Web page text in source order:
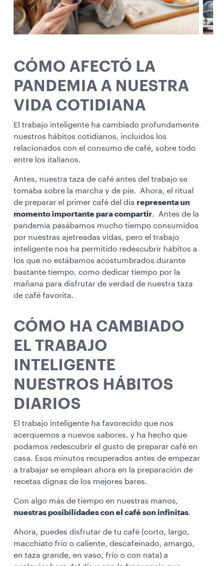
CÓMO AFECTÓ LA
PANDEMIA A NUESTRA
VIDA COTIDIANA
El trabajo inteligente ha cambiado profundamente
nuestros hábitos cotidianos, incluidos los
relacionados con el consumo de café, sobre todo
entre los italianos.
Antes, nuestra taza de café antes del trabajo se
tomaba sobre la marcha y de pie. Ahora, el ritual
de preparar el primer café del día representa un
momento importante para compartir. Antes de la
pandemia pasábamos mucho tiempo consumidos
por nuestras ajetreadas vidas, pero el trabajo
inteligente nos ha permitido redescubrir hábitos a
los que no estábamos acostumbrados durante
bastante tiempo, como dedicar tiempo por la
mañana para disfrutar de verdad de nuestra taza
de café favorita.
CÓMO HA CAMBIADO
EL TRABAJO
INTELIGENTE
NUESTROS HÁBITOS
DIARIOS
El trabajo inteligente ha favorecido que nos
acerquemos a nuevos sabores, y ha hecho que
podamos redescubrir el gusto de preparar café en
casa. Esos minutos recuperados antes de empezar
a trabajar se emplean ahora en la preparación de
recetas dignas de los mejores bares.
Con algo más de tiempo en nuestras manos,
nuestras posibilidades con el café son infinitas.
Ahora, puedes disfrutar de tu café (corto, largo,
macchiato frío o caliente, descafeinado, amargo,
en taza grande, en vaso, frío o con nata) a